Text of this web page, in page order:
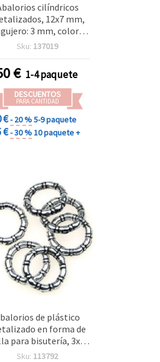
cilíndricos
12x7 mm,
3 mm, color
plata, 50 g (≈190 uds)
Sku: 137019
€ 1-4 paquete
DESCUENTOS
PARA CANTIDAD
€- 20 %5-9 paquete
€- 30 %10 paquete +
de plástico
en forma de
para bisutería, 3x15
color plata - 20 g
Sku: 113792